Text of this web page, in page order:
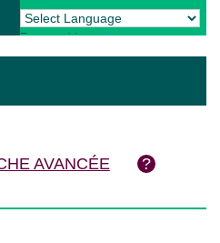
Powered by Translate
AVANCÉE